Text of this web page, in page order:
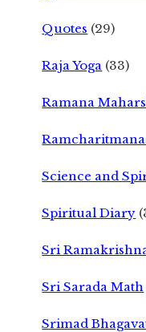
Quotes (29)
Raja Yoga (33)
Ramana
Science and
Spiritual Diary
Sri
Sri Sarada Math
Srimad